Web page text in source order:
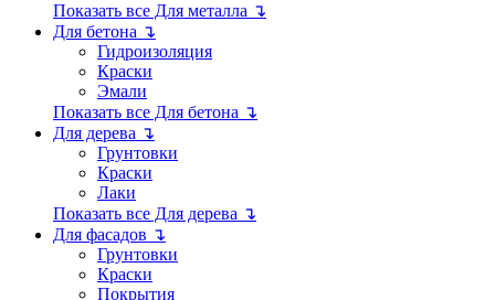
Показать все Для металла ↴
Для бетона ↴
Гидроизоляция
Краски
Эмали
Показать все Для бетона ↴
Для дерева ↴
Грунтовки
Краски
Лаки
Показать все Для дерева ↴
Для фасадов ↴
Грунтовки
Краски
Покрытия